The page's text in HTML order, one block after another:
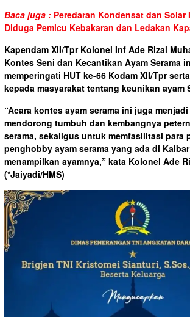
Baca juga : Peredaran Kondensat dan
Diduga Pemicu Kebakaran dan Ledakan
Kapendam XII/Tpr Kolonel Inf Ade Rizal
Kontes Seni dan Kecantikan Ayam Serama
memperingati HUT ke-66 Kodam XII/Tpr
kepada masyarakat tentang keunikan ayam
“Acara kontes ayam serama ini juga
mendorong tumbuh dan kembangnya
serama, sekaligus untuk memfasilitasi para
penghobby ayam serama yang ada di
menampilkan ayamnya,” kata Kolonel Ade
(*Jaiyadi/HMS)